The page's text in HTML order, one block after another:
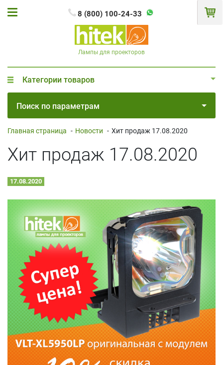
8 (800) 100-24-33
Лампы для проекторов
Категории товаров
Поиск по параметрам
Главная страница - Новости - Хит продаж 17.08.2020
Хит продаж 17.08.2020
17.08.2020